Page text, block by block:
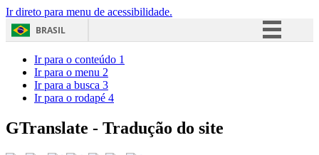
Ir direto para menu de acessibilidade.
BRASIL
Acesso à informação
Ir para o conteúdo 1
Ir para o menu 2
Ir para a busca 3
Ir para o rodapé 4
GTranslate - Tradução do site